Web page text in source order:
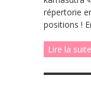
répertorie
positions !
Lire la